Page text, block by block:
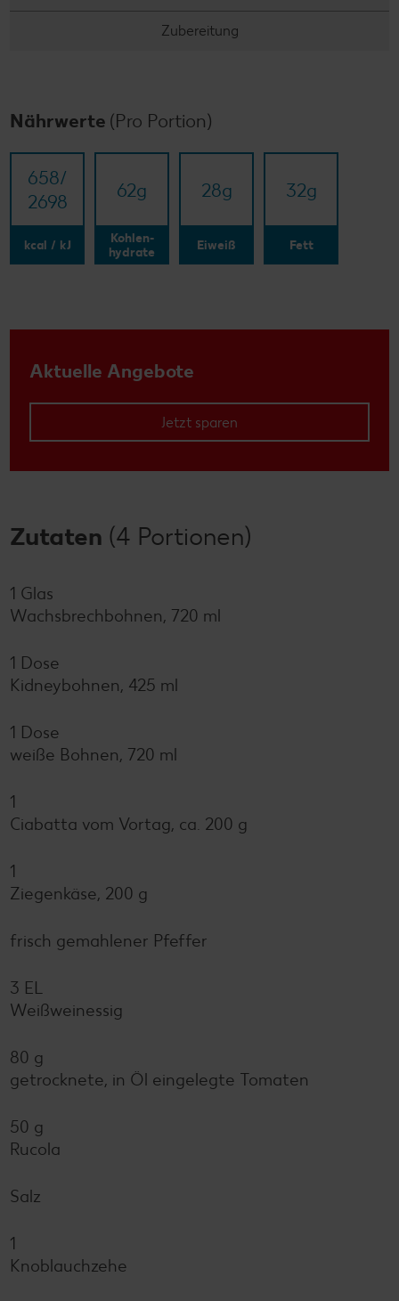
Zubereitung
Nährwerte (Pro Portion)
658/​
2698
kcal / kJ
62g
Kohlen-
hydrate
28g
Eiweiß
32g
Fett
Aktuelle Angebote
Jetzt sparen
Zutaten (4 Portionen)
1 Glas
Wachsbrechbohnen, 720 ml
1 Dose
Kidneybohnen, 425 ml
1 Dose
weiße Bohnen, 720 ml
1
Ciabatta vom Vortag, ca. 200 g
1
Ziegenkäse, 200 g
frisch gemahlener Pfeffer
3 EL
Weißweinessig
80 g
getrocknete, in Öl eingelegte Tomaten
50 g
Rucola
Salz
1
Knoblauchzehe